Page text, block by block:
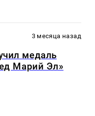
3 месяца назад
медаль
Марий Эл»